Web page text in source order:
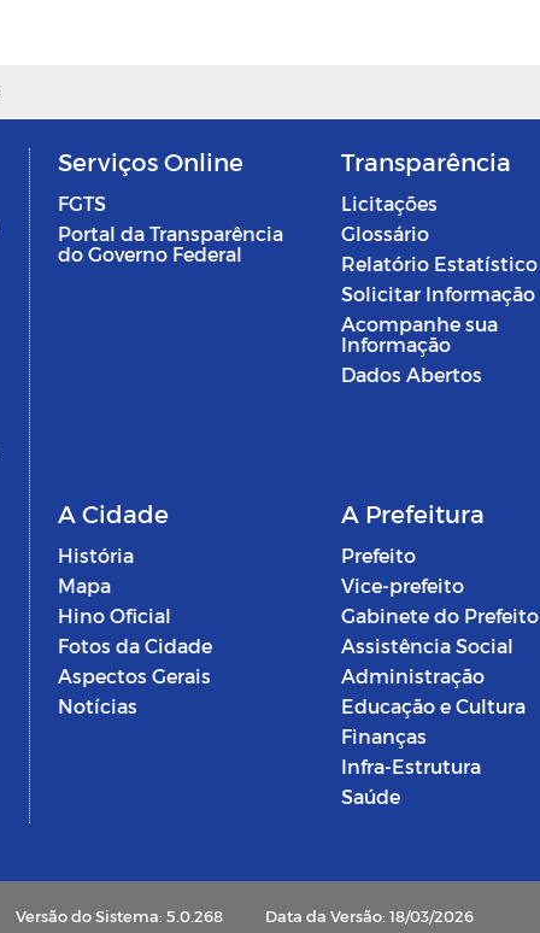
Serviços Online
FGTS
Portal da Transparência
do Governo Federal
Transparência
Licitações
Glossário
Relatório Estatístico
Solicitar Informação
Acompanhe sua
Informação
Dados Abertos
A Cidade
História
Mapa
Hino Oficial
Fotos da Cidade
Aspectos Gerais
Notícias
A Prefeitura
Prefeito
Vice-prefeito
Gabinete do Prefeito
Assistência Social
Administração
Educação e Cultura
Finanças
Infra-Estrutura
Saúde
Versão do Sistema: 5.0.268 Data da Versão: 18/03/2026